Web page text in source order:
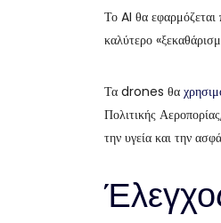
Το AI θα εφαρμόζεται
καλύτερο
Τα drones θα
Πολιτικής
την υγεία και την